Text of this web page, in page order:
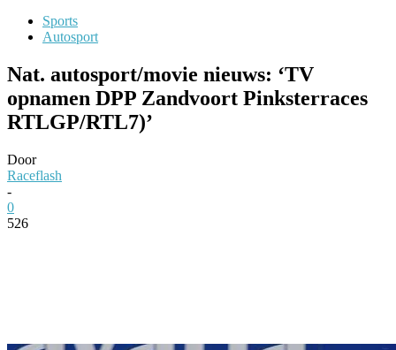
Sports
Autosport
Nat. autosport/movie nieuws: ‘TV
opnamen DPP Zandvoort Pinksterraces
RTLGP/RTL7)’
Door
Raceflash
-
0
526